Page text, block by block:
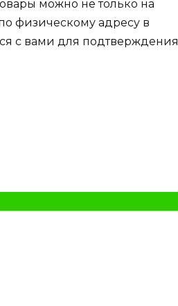
можно не только на
физическому адресу в
с вами для подтверждения